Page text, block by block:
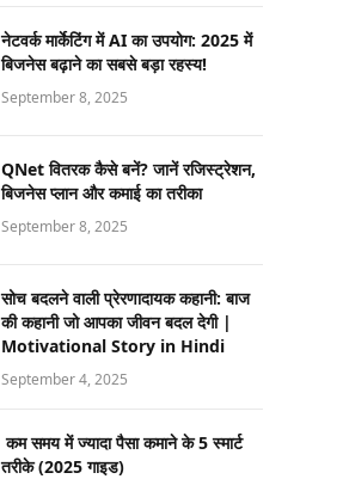
नेटवर्क मार्केटिंग में AI का उपयोग: 2025 में
बिजनेस बढ़ाने का सबसे बड़ा रहस्य!
September 8, 2025
QNet वितरक कैसे बनें? जानें रजिस्ट्रेशन,
बिजनेस प्लान और कमाई का तरीका
September 8, 2025
सोच बदलने वाली प्रेरणादायक कहानी: बाज
की कहानी जो आपका जीवन बदल देगी |
Motivational Story in Hindi
September 4, 2025
कम समय में ज्यादा पैसा कमाने के 5 स्मार्ट
तरीके (2025 गाइड)